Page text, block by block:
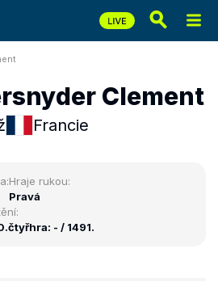
Clement
Francie
Hraje rukou:
Pravá
čtyřhra: - / 1491.